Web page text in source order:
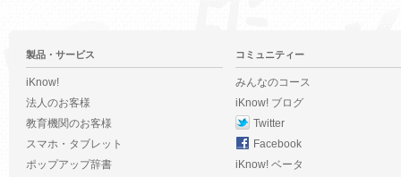
製品・サービス
iKnow!
法人のお客様
教育機関のお客様
スマホ・タブレット
ポップアップ辞書
コミュニティー
みんなのコース
iKnow! ブログ
Twitter
Facebook
iKnow! ベータ